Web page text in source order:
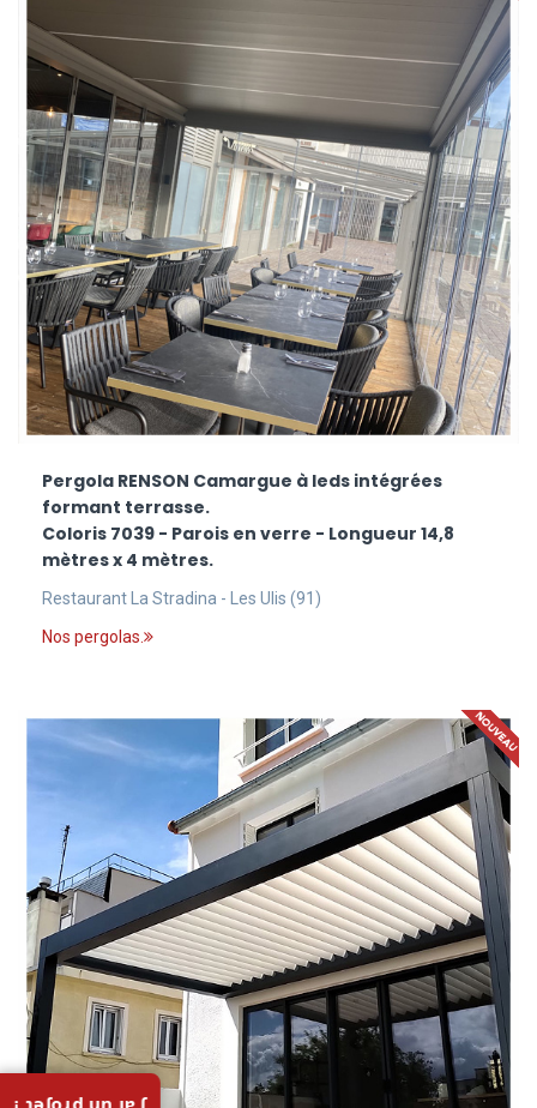
Pergola RENSON Camargue à leds intégrées
formant terrasse.
Coloris 7039 - Parois en verre - Longueur 14,8
mètres x 4 mètres.
Restaurant La Stradina - Les Ulis (91)
Nos pergolas.